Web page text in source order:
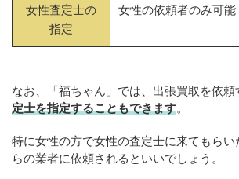
女性査定士の
指定
女性の依頼者のみ可能
なお、「福ちゃん」では、出張買取を依頼
定士を指定することもできます。
特に女性の方で女性の査定士に来てもらい
らの業者に依頼されるといいでしょう。